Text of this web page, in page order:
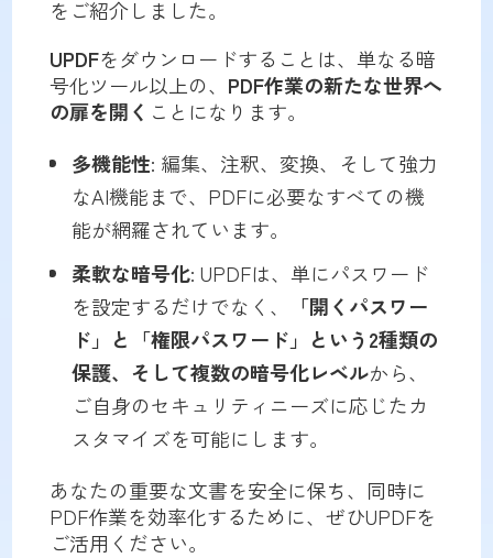
をご紹介しました。
UPDFをダウンロードすることは、単なる暗
号化ツール以上の、 PDF作業の新たな世界へ
の扉を開く ことになります。
多機能性: 編集、注釈、変換、そして強力
なAI機能まで、PDFに必要なすべての機
能が網羅されています。
柔軟な暗号化: UPDFは、単にパスワード
を設定するだけでなく、
「開くパスワー
ド」と「権限パスワード」という2種類の
保護、そして複数の暗号化レベルから、
ご自身のセキュリティニーズに応じたカ
スタマイズを可能にします。
あなたの重要な文書を安全に保ち、同時に
PDF作業を効率化するために、ぜひUPDFを
ご活用ください。